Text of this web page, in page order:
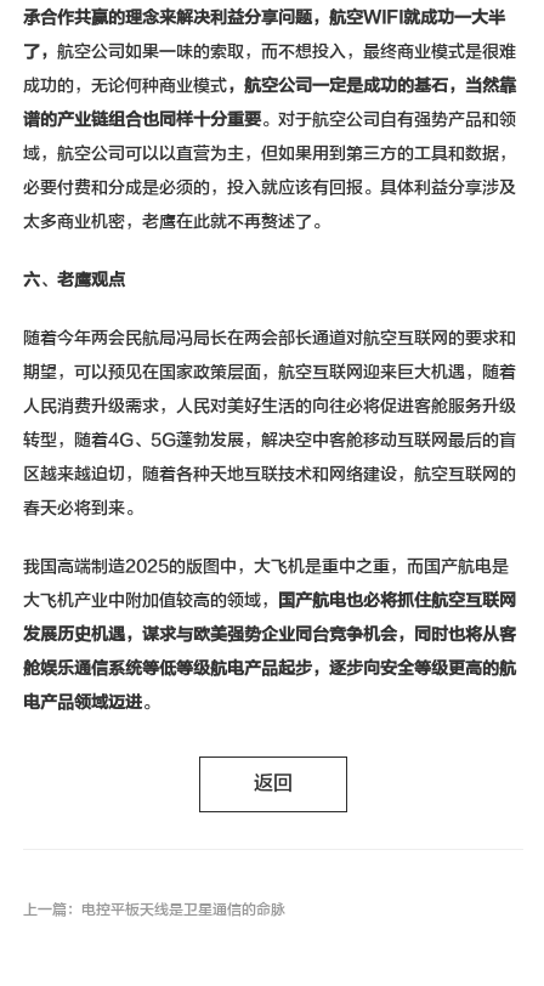
承合作共赢的理念来解决利益分享问题，航空WIFI 就成功一大半
了， 航空公司如果一味的索取，而不想投入，最终商业模式是很难
成功的，无论何种商业模式，航空公司一定是成功的基石，当然靠
谱的产业链组合也同样十分重要。对于航空公司自有强势产品和领
域，航空公司可以以直营为主，但如果用到第三方的工具和数据，
必要付费和分成是必须的，投入就应该有回报。具体利益分享涉及
太多商业机密，老鹰在此就不再赘述了。
六、 老鹰观点
随着今年两会民航局冯局长在两会部长通道对航空互联网的要求和
期望，可以预见在国家政策层面，航空互联网迎来巨大机遇，随着
人民消费升级需求，人民对美好生活的向往必将促进客舱服务升级
转型，随着4G、5G蓬勃发展，解决空中客舱移动互联网最后的盲
区越来越迫切，随着各种天地互联技术和网络建设，航空互联网的
春天必将到来。
我国高端制造2025的版图中，大飞机是重中之重，而国产航电是
大飞机产业中附加值较高的领域，
国产航电也必将抓住航空互联网
发展历史机遇，谋求与欧美强势企业同台竞争机会，同时也将从客
舱娱乐通信系统等低等级航电产品起步，逐步向安全等级更高的航
电产品领域迈进。
返回
上一篇：电控平板天线是卫星通信的命脉